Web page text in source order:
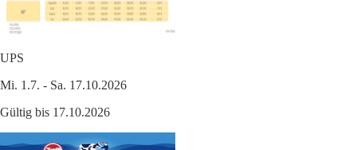
UPS
Mi. 1.7. - Sa. 17.10.2026
Gültig bis 17.10.2026